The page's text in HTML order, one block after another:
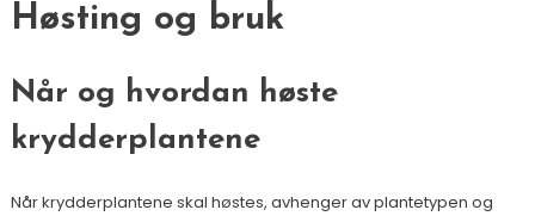
Høsting og bruk
Når og hvordan høste
krydderplantene
Når krydderplantene skal høstes, avhenger av plantetypen og